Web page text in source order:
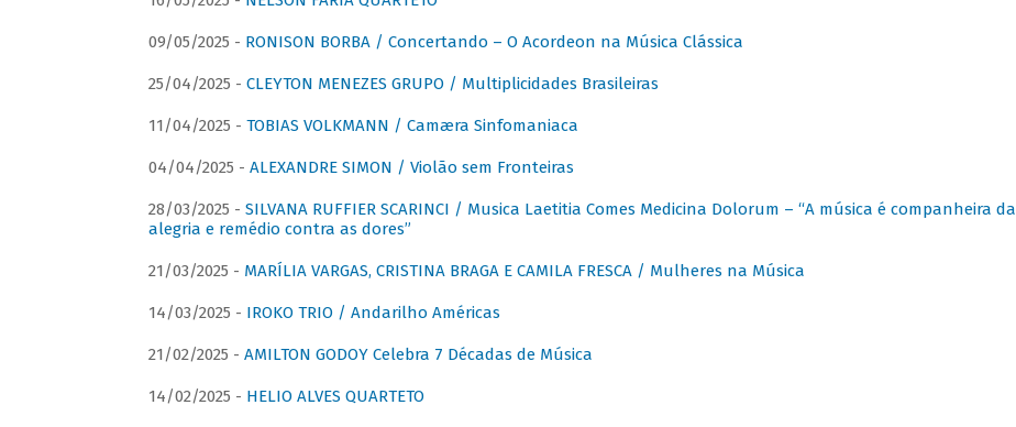
09/05/2025 - RONISON BORBA / Concertando – O Acordeon na Música Clássica
25/04/2025 - CLEYTON MENEZES GRUPO / Multiplicidades Brasileiras
11/04/2025 - TOBIAS VOLKMANN / Camæra Sinfomaniaca
04/04/2025 - ALEXANDRE SIMON / Violão sem Fronteiras
28/03/2025 - SILVANA RUFFIER SCARINCI / Musica Laetitia Comes Medicina Dolorum – “A música é companheira da
alegria e remédio contra as dores”
21/03/2025 - MARÍLIA VARGAS, CRISTINA BRAGA E CAMILA FRESCA / Mulheres na Música
14/03/2025 - IROKO TRIO / Andarilho Américas
21/02/2025 - AMILTON GODOY Celebra 7 Décadas de Música
14/02/2025 - HELIO ALVES QUARTETO